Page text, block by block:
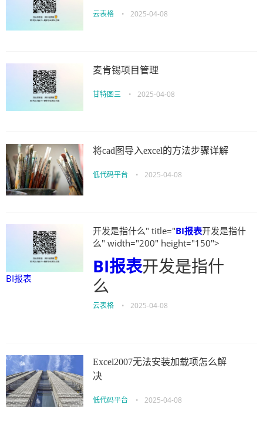
云表格 • 2025-04-08
麦肯锡项目管理
甘特图三 • 2025-04-08
将cad图导入excel的方法步骤详解
低代码平台 • 2025-04-08
BI报表
开发是指什么" title="BI报表开发是指什
么" width="200" height="150">
BI报表开发是指什
么
云表格 • 2025-04-08
Excel2007无法安装加载项怎么解
决
低代码平台 • 2025-04-08